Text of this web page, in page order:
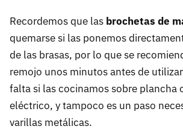
Recordemos que las brochetas de
quemarse si las ponemos
de las brasas, por lo que se
remojo unos minutos antes de
falta si las cocinamos sobre plancha
eléctrico, y tampoco es un paso
varillas metálicas.